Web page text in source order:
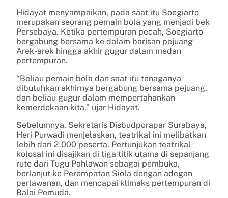
Hidayat menyampaikan, pada saat itu Soegiarto
merupakan seorang pemain bola yang menjadi bek
Persebaya. Ketika pertempuran pecah, Soegiarto
bergabung bersama ke dalam barisan pejuang
Arek-arek hingga akhir gugur dalam medan
pertempuran.
“Beliau pemain bola dan saat itu tenaganya
dibutuhkan akhirnya bergabung bersama pejuang,
dan beliau gugur dalam mempertahankan
kemerdekaan kita,” ujar Hidayat.
Sebelumnya, Sekretaris Disbudporapar Surabaya,
Heri Purwadi menjelaskan, teatrikal ini melibatkan
lebih dari 2.000 peserta. Pertunjukan teatrikal
kolosal ini disajikan di tiga titik utama di sepanjang
rute dari Tugu Pahlawan sebagai pembuka,
berlanjut ke Perempatan Siola dengan adegan
perlawanan, dan mencapai klimaks pertempuran di
Balai Pemuda.